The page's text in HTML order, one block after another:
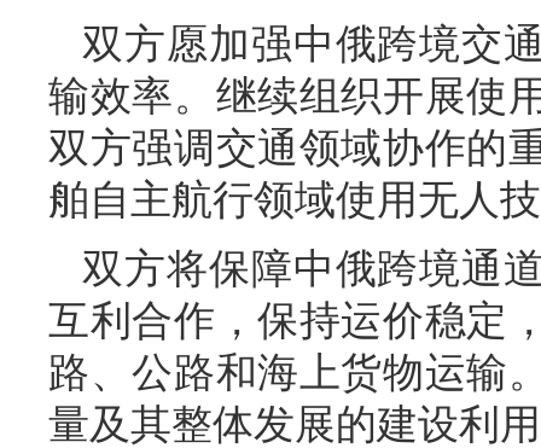
双方愿加强中俄跨境交
输效率。继续组织开展使
双方强调交通领域协作的
舶自主航行领域使用无人
双方将保障中俄跨境通
互利合作，保持运价稳定
路、公路和海上货物运输
量及其整体发展的建设利